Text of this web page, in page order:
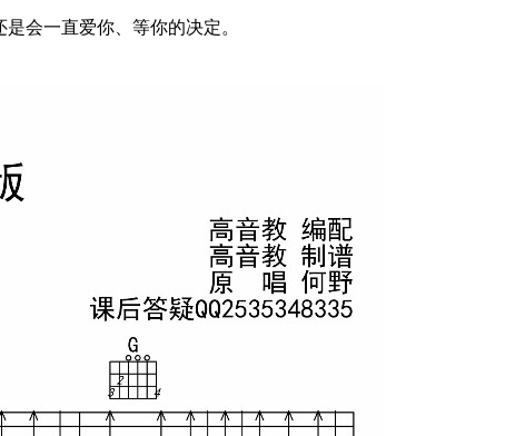
会一直爱你、等你的决定。